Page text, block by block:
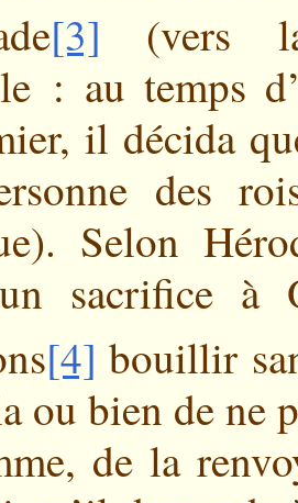
[3]
(vers
: au temps
il décida
des
Selon
sacrifice à
[4] bouillir
ou bien de ne
de la